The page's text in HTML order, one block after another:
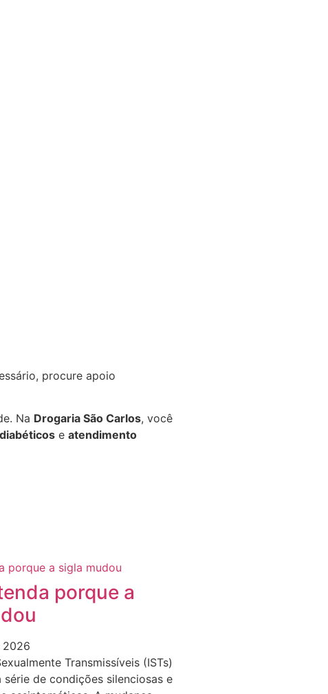
procure apoio
Na Drogaria São Carlos, você
e atendimento
porque a
2026
Transmissíveis (ISTs)
série de condições silenciosas e